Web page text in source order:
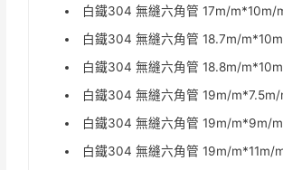
白鐵304 無縫六角管 17m/m*10m/
白鐵304 無縫六角管 18.7m/
白鐵304 無縫六角管 18.8m/
白鐵304 無縫六角管 19m/m*7.5m/
白鐵304 無縫六角管 19m/m*9m/m
白鐵304 無縫六角管 19m/m*11m/